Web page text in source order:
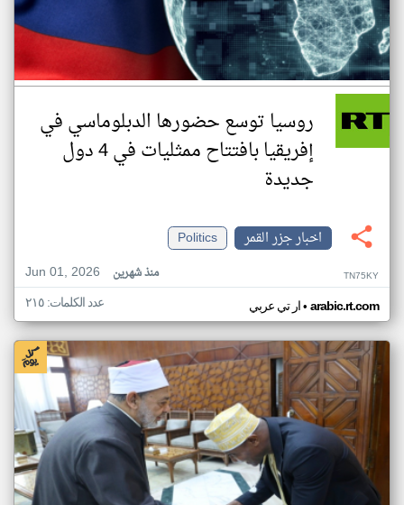
روسيا توسع حضورها الدبلوماسي في
إفريقيا بافتتاح ممثليات في 4 دول
جديدة
اخبار جزر القمر
Politics
Jun 01, 2026
منذ شهرين TN75KY
ار تي عربي• arabic.rt.com عدد الكلمات: ٢١٥